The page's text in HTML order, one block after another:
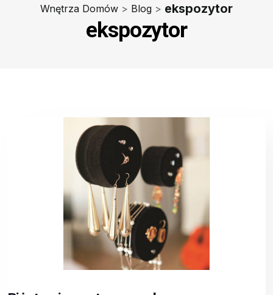
Wnętrza Domów > Blog > ekspozytor
ekspozytor